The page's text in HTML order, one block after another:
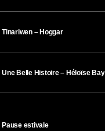
Tinariwen – Hoggar
Une Belle Histoire – Héloïse Bay
Pause estivale